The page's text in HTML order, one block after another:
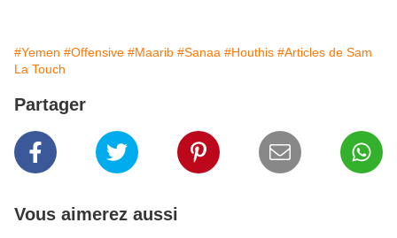
#Yemen #Offensive #Maarib #Sanaa #Houthis #Articles de Sam
La Touch
Partager
Vous aimerez aussi